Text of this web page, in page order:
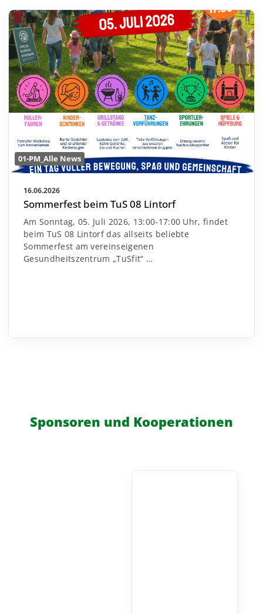
01-PM_Alle News
16.06.2026
Sommerfest beim TuS 08 Lintorf
Am Sonntag, 05. Juli 2026, 13:00-17:00 Uhr, findet
beim TuS 08 Lintorf das allseits beliebte
Sommerfest am vereinseigenen
Gesundheitszentrum „TuSfit“ …
Sponsoren und Kooperationen